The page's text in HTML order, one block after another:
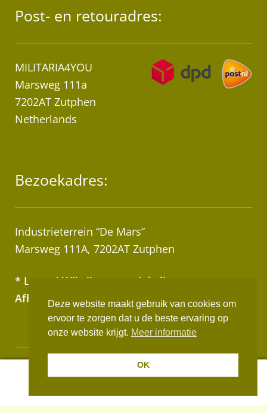
Post- en retouradres:
MILITARIA4YOU
Marsweg 111a
7202AT Zutphen
Netherlands
Bezoekadres:
Industrieterrein “De Mars”
Marsweg 111A, 7202AT Zutphen
* Let op! Wij zijn geen winkel!
Afhalen van bestellingen op afspraak!
0
Deze website maakt gebruik van cookies om
ervoor te zorgen dat u de beste ervaring op
onze website krijgt. Meer informatie
OK